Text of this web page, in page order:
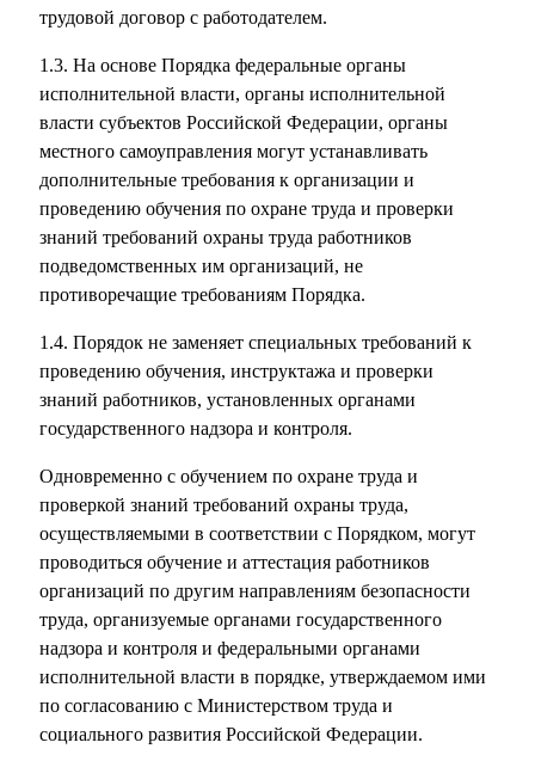
трудовой договор с работодателем.
1.3. На основе Порядка федеральные органы
исполнительной власти, органы исполнительной
власти субъектов Российской Федерации, органы
местного самоуправления могут устанавливать
дополнительные требования к организации и
проведению обучения по охране труда и проверки
знаний требований охраны труда работников
подведомственных им организаций, не
противоречащие требованиям Порядка.
1.4. Порядок не заменяет специальных требований к
проведению обучения, инструктажа и проверки
знаний работников, установленных органами
государственного надзора и контроля.
Одновременно с обучением по охране труда и
проверкой знаний требований охраны труда,
осуществляемыми в соответствии с Порядком, могут
проводиться обучение и аттестация работников
организаций по другим направлениям безопасности
труда, организуемые органами государственного
надзора и контроля и федеральными органами
исполнительной власти в порядке, утверждаемом ими
по согласованию с Министерством труда и
социального развития Российской Федерации.